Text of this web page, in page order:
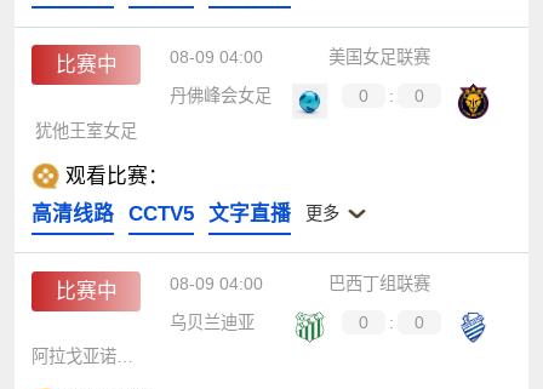
比赛中 08-09 04:00
美国女足联赛
丹佛峰会女足
0 :
0
犹他王室女足
观看比赛：
高清线路
CCTV5 文字直播 更多
比赛中 08-09 04:00
巴西丁组联赛
乌贝兰迪亚
0 :
0
阿拉戈亚诺体育队